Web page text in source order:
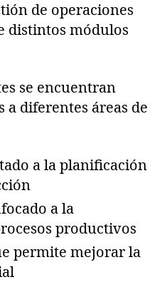
de operaciones
distintos módulos
se encuentran
a diferentes áreas de
a la planificación
a la
productivos
permite mejorar la